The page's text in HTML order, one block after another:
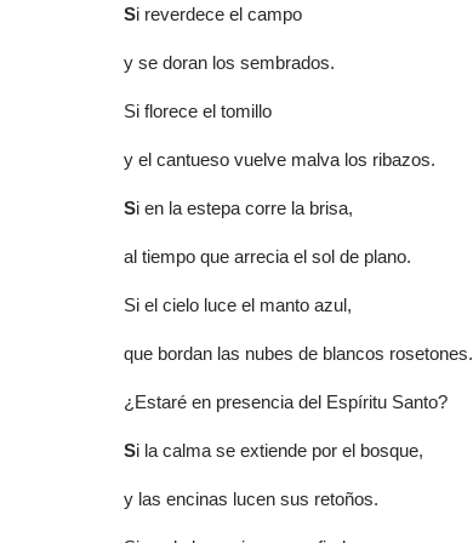
Si reverdece el campo
y se doran los sembrados.
Si florece el tomillo
y el cantueso vuelve malva los ribazos.
Si en la estepa corre la brisa,
al tiempo que arrecia el sol de plano.
Si el cielo luce el manto azul,
que bordan las nubes de blancos rosetones.
¿Estaré en presencia del Espíritu Santo?
Si la calma se extiende por el bosque,
y las encinas lucen sus retoños.